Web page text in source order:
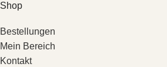
Shop
Bestellungen
Mein Bereich
Kontakt